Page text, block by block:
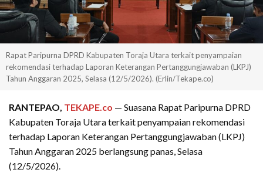
Rapat Paripurna DPRD Kabupaten Toraja Utara terkait penyampaian
rekomendasi terhadap Laporan Keterangan Pertanggungjawaban (LKPJ)
Tahun Anggaran 2025, Selasa (12/5/2026). (Erlin/Tekape.co)
RANTEPAO, TEKAPE.co — Suasana Rapat Paripurna DPRD
Kabupaten Toraja Utara terkait penyampaian rekomendasi
terhadap Laporan Keterangan Pertanggungjawaban (LKPJ)
Tahun Anggaran 2025 berlangsung panas, Selasa
(12/5/2026).